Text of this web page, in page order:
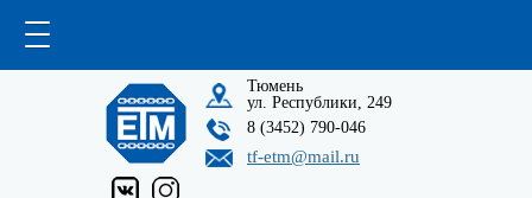
Тюмень
ул. Республики, 249
8 (3452) 790-046
tf-etm@mail.ru